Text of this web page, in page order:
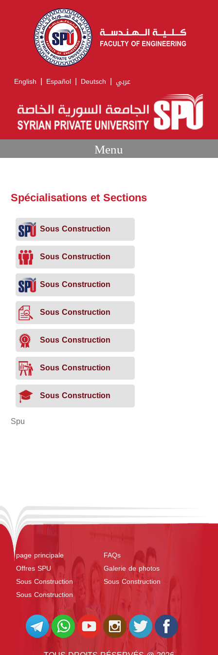
English | Español | Deutsch | عربي
Menu
Spécialisations et Sections
Sous Construction
Sous Construction
Sous Construction
Sous Construction
Sous Construction
Sous Construction
Sous Construction
Spu
page principale
FAQs
Offres SPU
Galerie de photos
Sous Construction
Sous Construction
Sous Construction